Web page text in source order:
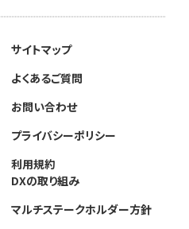
サイトマップ
よくあるご質問
お問い合わせ
プライバシーポリシー
利用規約
DXの取り組み
マルチステークホルダー方針